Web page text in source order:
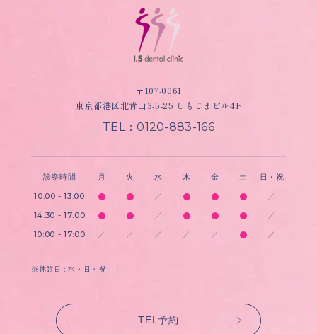
〒107-0061
東京都港区北青山3-5-25 しもじまビル4F
TEL：0120-883-166
診療時間 月 火 水 木 金 土 日・祝
10:00 - 13:00 ／ ／
14:30 - 17:00 ／ ／
10:00 - 17:00 ／ ／ ／ ／ ／ ／
※休診日 : 水・日・祝
TEL予約